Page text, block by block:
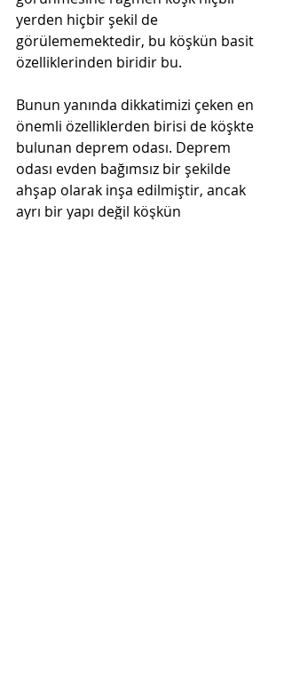
yerden hiçbir şekil de
görülememektedir, bu köşkün basit
özelliklerinden biridir bu.
Bunun yanında dikkatimizi çeken en
önemli özelliklerden birisi de köşkte
bulunan deprem odası. Deprem
odası evden bağımsız bir şekilde
ahşap olarak inşa edilmiştir, ancak
ayrı bir yapı değil köşkün